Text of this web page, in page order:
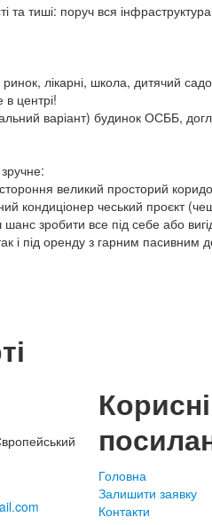
та тиші: поруч вся
лікарні, школа, дитячий
в центрі!
варіант) будинок ОСББ,
великий просторий
кондиціонер чеський проєкт
зробити все під себе або
і під оренду з гарним пасивним
Корисні
Головна
Залишити заявку
Контакти